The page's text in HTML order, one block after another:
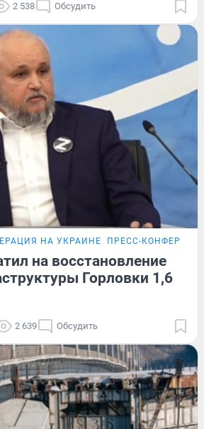
2 538 Обсудить
НА УКРАИНЕ ПРЕСС-
на восстановление
Горловки 1,6
2 639 Обсудить